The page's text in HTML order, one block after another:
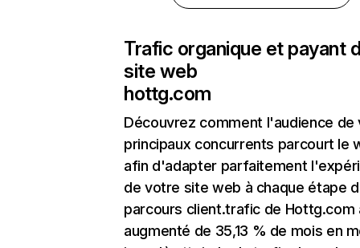
Trafic organique et payant
site web
hottg.com
Découvrez comment l'audience de
principaux concurrents parcourt le
afin d'adapter parfaitement
de votre site web à chaque étape
parcours client.trafic de Hottg.com
augmenté de 35,13 % de mois en